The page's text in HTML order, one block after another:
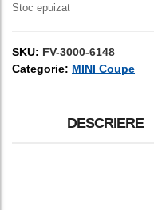
Stoc epuizat
SKU: FV-3000-6148
Categorie: MINI Coupe
DESCRIERE